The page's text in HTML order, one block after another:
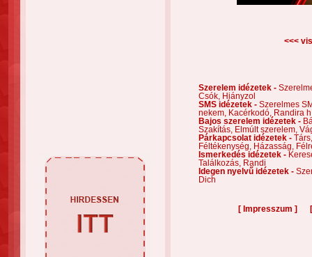
<<<
Szerelem idézetek -
Csók,
Hiányzol
SMS idézetek - Szerelmes
nekem,
Kacérkodó,
Randira
Bajos szerelem idézetek -
Szakítás,
Elmúlt szerelem,
Párkapcsolat idézetek -
Féltékenység,
Házasság,
Ismerkedés idézetek -
Találkozás,
Randi
Idegen nyelvű idézetek -
Dich
[ Impresszum ]